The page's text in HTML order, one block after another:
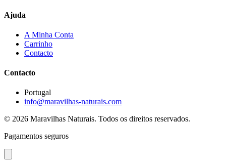
Ajuda
A Minha Conta
Carrinho
Contacto
Contacto
Portugal
info@maravilhas-naturais.com
© 2026 Maravilhas Naturais. Todos os direitos reservados.
Pagamentos seguros